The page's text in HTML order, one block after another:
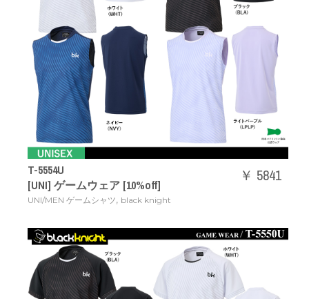
T-5554U
[UNI] ゲームウェア [10%off]
UNI/MEN ゲームシャツ, black knight
￥ 5841